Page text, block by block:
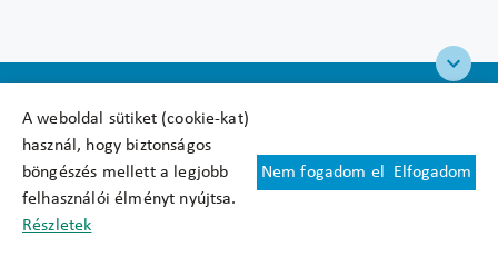
A weboldal sütiket (cookie-kat)
használ, hogy biztonságos
böngészés mellett a legjobb
felhasználói élményt nyújtsa.
Részletek
Nem fogadom el Elfogadom
Felhasználási feltételek